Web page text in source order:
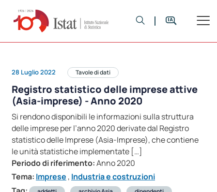
28 Luglio 2022 Tavole di dati
Registro statistico delle imprese attive
(Asia-imprese) - Anno 2020
Si rendono disponibili le informazioni sulla struttura
delle imprese per l’anno 2020 derivate dal Registro
statistico delle Imprese (Asia-Imprese), che contiene
le unità statistiche implementate […]
Periodo di riferimento:Anno 2020
Tema: Imprese , Industria e costruzioni